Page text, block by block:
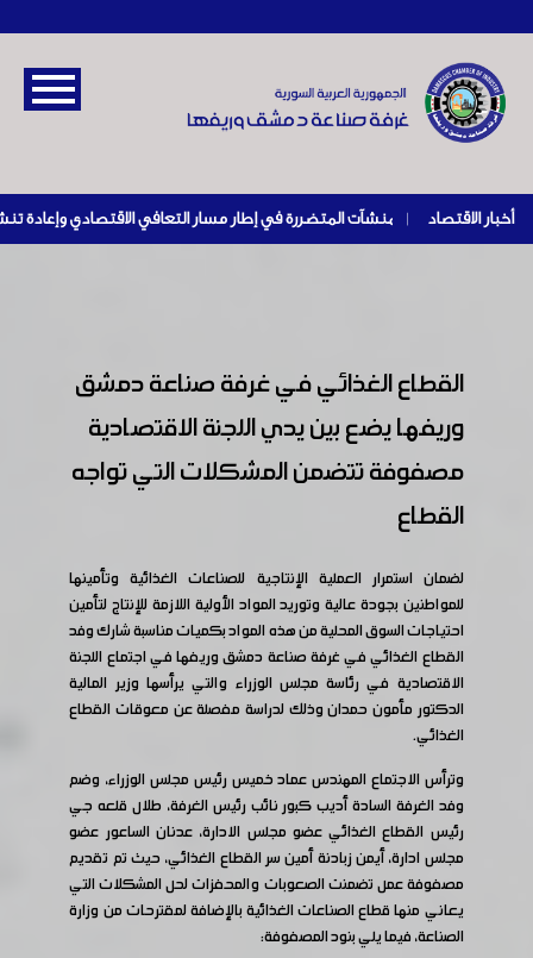
أخبار الاقتصاد |
القطاع الغذائي في غرفة صناعة دمشق
وريفها يضع بين يدي اللجنة الاقتصادية
مصفوفة تتضمن المشكلات التي تواجه
القطاع
لضمان استمرار العملية الإنتاجية للصناعات الغذائية وتأمينها
للمواطنين بجودة عالية وتوريد المواد الأولية اللازمة للإنتاج لتأمين
احتياجات السوق المحلية من هذه المواد بكميات مناسبة شارك وفد
القطاع الغذائي في غرفة صناعة دمشق وريفها في اجتماع اللجنة
الاقتصادية في رئاسة مجلس الوزراء والتي يرأسها وزير المالية
الدكتور مأمون حمدان وذلك لدراسة مفصلة عن معوقات القطاع
الغذائي.
وترأس الاجتماع المهندس عماد خميس رئيس مجلس الوزراء، وضم
وفد الغرفة السادة أديب كبور نائب رئيس الغرفة، طلال قلعه جي
رئيس القطاع الغذائي عضو مجلس الادارة، عدنان الساعور عضو
مجلس ادارة، أيمن زبادنة أمين سر القطاع الغذائي، حيث تم تقديم
مصفوفة عمل تضمنت الصعوبات والمحفزات لحل المشكلات التي
يعاني منها قطاع الصناعات الغذائية بالإضافة لمقترحات من وزارة
الصناعة، فيما يلي بنود المصفوفة: